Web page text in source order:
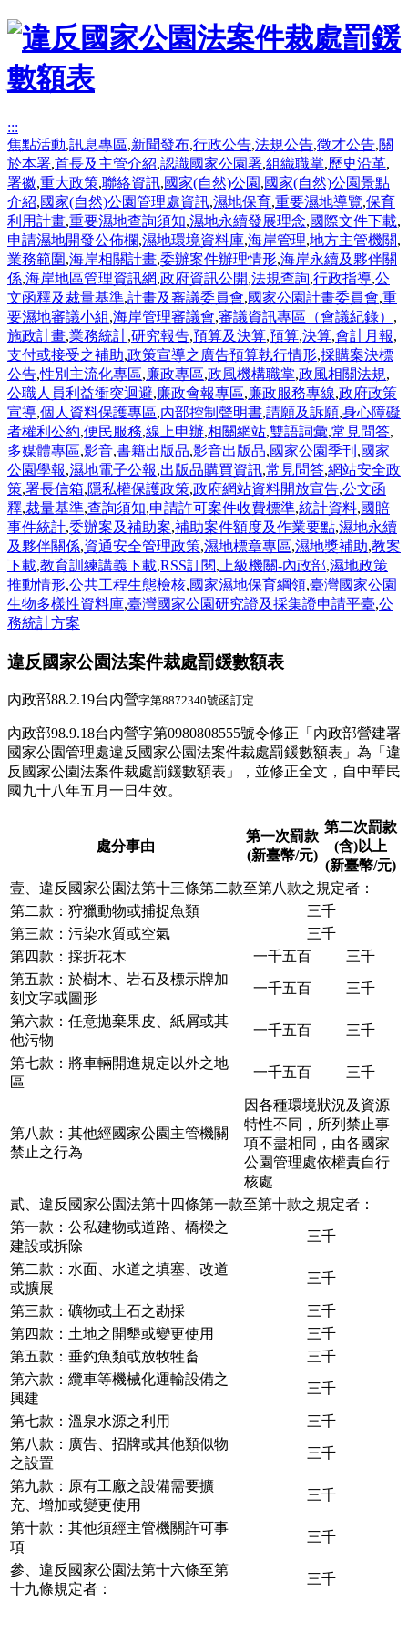
:::
焦點活動,訊息專區,新聞發布,行政公告,法規公告,徵才公告,關
於本署,首長及主管介紹,認識國家公園署,組織職掌,歷史沿革,
署徽,重大政策,聯絡資訊,國家(自然)公園 ,國家(自然)公園景點
介紹,國家(自然)公園管理處資訊,濕地保育,重要濕地導覽,保育
利用計畫,重要濕地查詢須知,濕地永續發展理念,國際文件下載,
申請濕地開發公佈欄,濕地環境資料庫,海岸管理,地方主管機關,
業務範圍,海岸相關計畫,委辦案件辦理情形,海岸永續及夥伴關
係,海岸地區管理資訊網,政府資訊公開,法規查詢,行政指導,公
文函釋及裁量基準,計畫及審議委員會,國家公園計畫委員會,重
要濕地審議小組,海岸管理審議會,審議資訊專區（會議紀錄） ,
施政計畫,業務統計,研究報告,預算及決算,預算,決算,會計月報,
支付或接受之補助,政策宣導之廣告預算執行情形,採購案決標
公告,性別主流化專區,廉政專區,政風機構職掌,政風相關法規,
公職人員利益衝突迴避,廉政會報專區,廉政服務專線,政府政策
宣導,個人資料保護專區,內部控制聲明書,請願及訴願,身心障礙
者權利公約,便民服務,線上申辦,相關網站,雙語詞彙,常見問答,
多媒體專區,影音,書籍出版品,影音出版品,國家公園季刊 ,國家
公園學報,濕地電子公報,出版品購買資訊,常見問答,網站安全政
策,署長信箱,隱私權保護政策,政府網站資料開放宣告,公文函
釋,裁量基準,查詢須知,申請許可案件收費標準,統計資料,國賠
事件統計,委辦案及補助案,補助案件額度及作業要點,濕地永續
及夥伴關係,資通安全管理政策,濕地標章專區,濕地獎補助,教案
下載,教育訓練講義下載,RSS訂閱, 上級機關-內政部,濕地政策
推動情形,公共工程生態檢核,國家濕地保育綱領,臺灣國家公園
生物多樣性資料庫,臺灣國家公園研究證及採集證申請平臺,公
務統計方案
違反國家公園法案件裁處罰鍰數額表
內政部88.2.19台內營字第8872340號函訂定
內政部98.9.18台內營字第0980808555號令修正「內政部營建署
國家公園管理處違反國家公園法案件裁處罰鍰數額表」為「違
反國家公園法案件裁處罰鍰數額表」，並修正全文，自中華民
國九十八年五月一日生效。
處分事由
第一次罰款
(新臺幣/元)
第二次罰款
(含)以上
(新臺幣/元)
壹、違反國家公園法第十三條第二款至第八款之規定者：
第二款：狩獵動物或捕捉魚類
三千
第三款：污染水質或空氣
三千
第四款：採折花木
一千五百
三千
第五款：於樹木、岩石及標示牌加
刻文字或圖形
一千五百 三千
第六款：任意拋棄果皮、紙屑或其
他污物
一千五百 三千
第七款：將車輛開進規定以外之地
區
一千五百 三千
第八款：其他經國家公園主管機關
禁止之行為
因各種環境狀況及資源
特性不同，所列禁止事
項不盡相同，由各國家
公園管理處依權責自行
核處
貳、違反國家公園法第十四條第一款至第十款之規定者：
第一款：公私建物或道路、橋樑之
建設或拆除
三千
第二款：水面、水道之填塞、改道
或擴展
三千
第三款：礦物或土石之勘採
三千
第四款：土地之開墾或變更使用
三千
第五款：垂釣魚類或放牧牲畜
三千
第六款：纜車等機械化運輸設備之
興建
三千
第七款：溫泉水源之利用
三千
第八款：廣告、招牌或其他類似物
之設置
三千
第九款：原有工廠之設備需要擴
充、增加或變更使用
三千
第十款：其他須經主管機關許可事
項
三千
參、違反國家公園法第十六條至第
十九條規定者：
三千